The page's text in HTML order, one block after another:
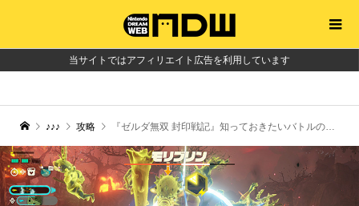
当サイトではアフィリエイト広告を利用しています
♪♪♪ 攻略 『ゼルダ無双 封印戦記』知っておきたいバトルのコツ